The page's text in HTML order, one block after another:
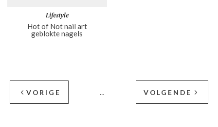
Lifestyle
Hot of Not nail art
geblokte nagels
VORIGE … VOLGENDE